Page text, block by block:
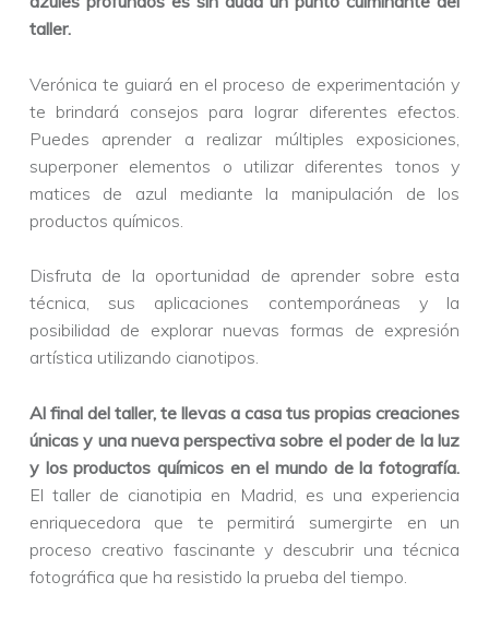
taller.
Verónica te guiará en el proceso de experimentación y
te brindará consejos para lograr diferentes efectos.
Puedes aprender a realizar múltiples exposiciones,
superponer elementos o utilizar diferentes tonos y
matices de azul mediante la manipulación de los
productos químicos.
Disfruta de la oportunidad de aprender sobre esta
técnica, sus aplicaciones contemporáneas y la
posibilidad de explorar nuevas formas de expresión
artística utilizando cianotipos.
Al final del taller, te llevas a casa tus propias creaciones
únicas y una nueva perspectiva sobre el poder de la luz
y los productos químicos en el mundo de la fotografía.
El taller de cianotipia en Madrid, es una experiencia
enriquecedora que te permitirá sumergirte en un
proceso creativo fascinante y descubrir una técnica
fotográfica que ha resistido la prueba del tiempo.